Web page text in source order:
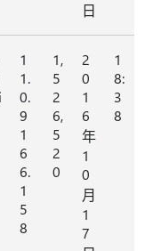
日
1
1.
0.
9
1
6
6.
1
5
8
1,
5
2
6,
5
2
0
2
0
1
6
年
1
0
月
1
7
1
8:
3
8